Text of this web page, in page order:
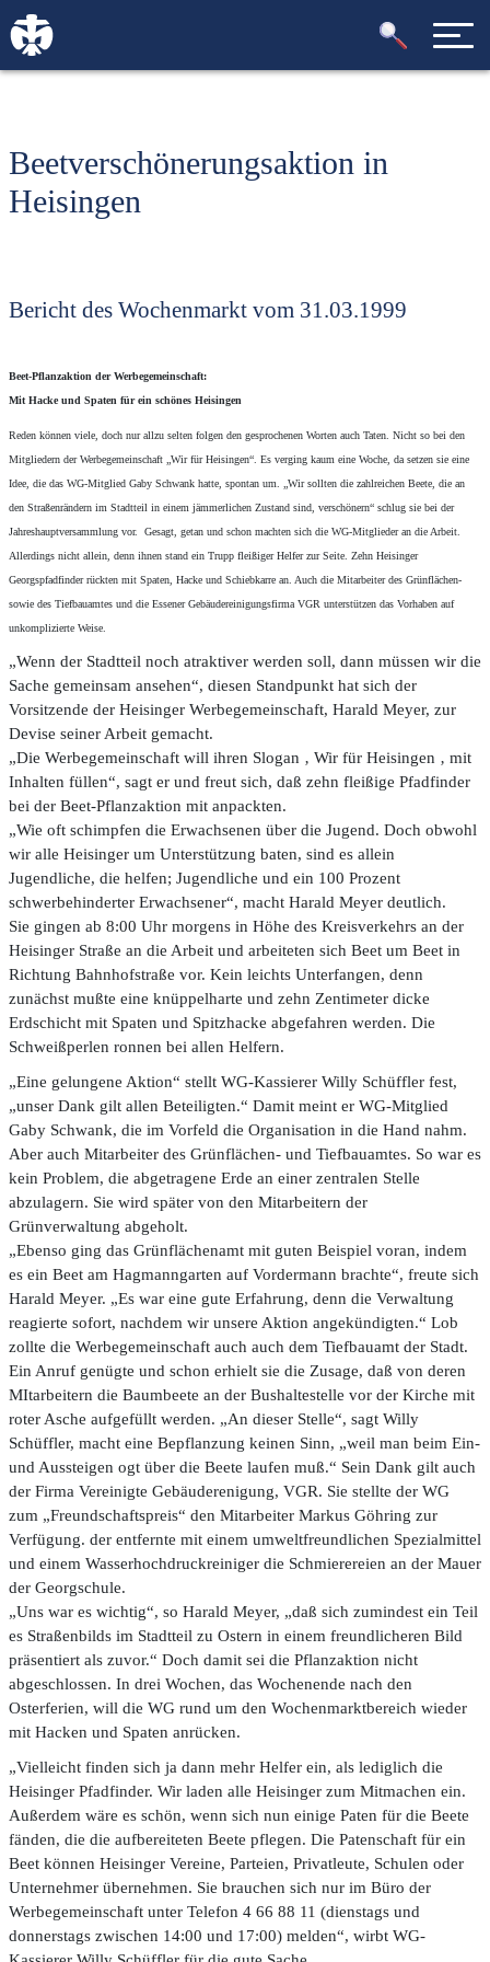
Beetverschönerungsaktion in
Heisingen
Bericht des Wochenmarkt vom 31.03.1999
Beet-Pflanzaktion der Werbegemeinschaft:
Mit Hacke und Spaten für ein schönes Heisingen
Reden können viele, doch nur allzu selten folgen den gesprochenen Worten auch Taten. Nicht so bei den
Mitgliedern der Werbegemeinschaft „Wir für Heisingen“. Es verging kaum eine Woche, da setzen sie eine
Idee, die das WG-Mitglied Gaby Schwank hatte, spontan um. „Wir sollten die zahlreichen Beete, die an
den Straßenrändern im Stadtteil in einem jämmerlichen Zustand sind, verschönern“ schlug sie bei der
Jahreshauptversammlung vor. Gesagt, getan und schon machten sich die WG-Mitglieder an die Arbeit.
Allerdings nicht allein, denn ihnen stand ein Trupp fleißiger Helfer zur Seite. Zehn Heisinger
Georgspfadfinder rückten mit Spaten, Hacke und Schiebkarre an. Auch die Mitarbeiter des Grünflächen-
sowie des Tiefbauamtes und die Essener Gebäudereinigungsfirma VGR unterstützen das Vorhaben auf
unkomplizierte Weise.
„Wenn der Stadtteil noch atraktiver werden soll, dann müssen wir die
Sache gemeinsam ansehen“, diesen Standpunkt hat sich der
Vorsitzende der Heisinger Werbegemeinschaft, Harald Meyer, zur
Devise seiner Arbeit gemacht.
„Die Werbegemeinschaft will ihren Slogan ‚ Wir für Heisingen ‚ mit
Inhalten füllen“, sagt er und freut sich, daß zehn fleißige Pfadfinder
bei der Beet-Pflanzaktion mit anpackten.
„Wie oft schimpfen die Erwachsenen über die Jugend. Doch obwohl
wir alle Heisinger um Unterstützung baten, sind es allein
Jugendliche, die helfen; Jugendliche und ein 100 Prozent
schwerbehinderter Erwachsener“, macht Harald Meyer deutlich.
Sie gingen ab 8:00 Uhr morgens in Höhe des Kreisverkehrs an der
Heisinger Straße an die Arbeit und arbeiteten sich Beet um Beet in
Richtung Bahnhofstraße vor. Kein leichts Unterfangen, denn
zunächst mußte eine knüppelharte und zehn Zentimeter dicke
Erdschicht mit Spaten und Spitzhacke abgefahren werden. Die
Schweißperlen ronnen bei allen Helfern.
„Eine gelungene Aktion“ stellt WG-Kassierer Willy Schüffler fest,
„unser Dank gilt allen Beteiligten.“ Damit meint er WG-Mitglied
Gaby Schwank, die im Vorfeld die Organisation in die Hand nahm.
Aber auch Mitarbeiter des Grünflächen- und Tiefbauamtes. So war es
kein Problem, die abgetragene Erde an einer zentralen Stelle
abzulagern. Sie wird später von den Mitarbeitern der
Grünverwaltung abgeholt.
„Ebenso ging das Grünflächenamt mit guten Beispiel voran, indem
es ein Beet am Hagmanngarten auf Vordermann brachte“, freute sich
Harald Meyer. „Es war eine gute Erfahrung, denn die Verwaltung
reagierte sofort, nachdem wir unsere Aktion angekündigten.“ Lob
zollte die Werbegemeinschaft auch auch dem Tiefbauamt der Stadt.
Ein Anruf genügte und schon erhielt sie die Zusage, daß von deren
MItarbeitern die Baumbeete an der Bushaltestelle vor der Kirche mit
roter Asche aufgefüllt werden. „An dieser Stelle“, sagt Willy
Schüffler, macht eine Bepflanzung keinen Sinn, „weil man beim Ein-
und Aussteigen ogt über die Beete laufen muß.“ Sein Dank gilt auch
der Firma Vereinigte Gebäuderenigung, VGR. Sie stellte der WG
zum „Freundschaftspreis“ den Mitarbeiter Markus Göhring zur
Verfügung. der entfernte mit einem umweltfreundlichen Spezialmittel
und einem Wasserhochdruckreiniger die Schmierereien an der Mauer
der Georgschule.
„Uns war es wichtig“, so Harald Meyer, „daß sich zumindest ein Teil
es Straßenbilds im Stadtteil zu Ostern in einem freundlicheren Bild
präsentiert als zuvor.“ Doch damit sei die Pflanzaktion nicht
abgeschlossen. In drei Wochen, das Wochenende nach den
Osterferien, will die WG rund um den Wochenmarktbereich wieder
mit Hacken und Spaten anrücken.
„Vielleicht finden sich ja dann mehr Helfer ein, als lediglich die
Heisinger Pfadfinder. Wir laden alle Heisinger zum Mitmachen ein.
Außerdem wäre es schön, wenn sich nun einige Paten für die Beete
fänden, die die aufbereiteten Beete pflegen. Die Patenschaft für ein
Beet können Heisinger Vereine, Parteien, Privatleute, Schulen oder
Unternehmer übernehmen. Sie brauchen sich nur im Büro der
Werbegemeinschaft unter Telefon 4 66 88 11 (dienstags und
donnerstags zwischen 14:00 und 17:00) melden“, wirbt WG-